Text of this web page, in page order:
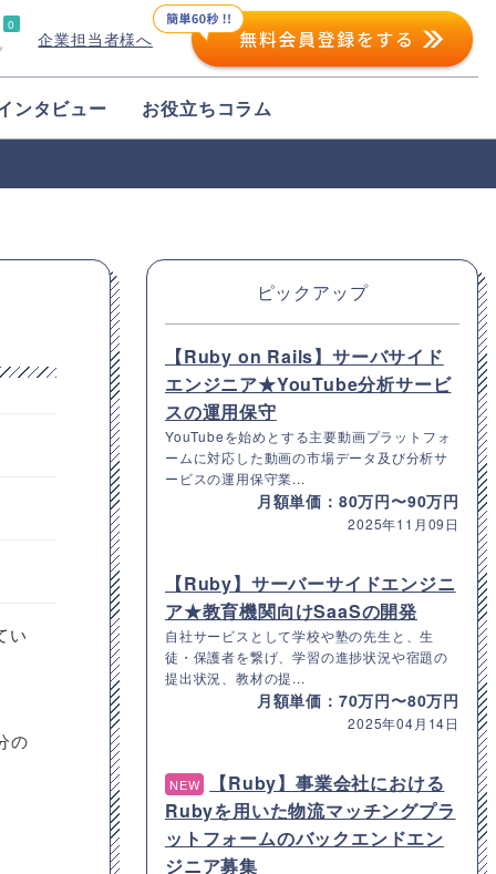
0
企業担当者様へ
ンタビュー お役立ちコラム
い
の
ピックアップ
【Ruby on Rails】サーバサイド
エンジニア★YouTube分析サービ
スの運用保守
YouTubeを始めとする主要動画プラットフォ
ームに対応した動画の市場データ及び分析サ
ービスの運用保守業...
月額単価：80万円〜90万円
2025年11月09日
【Ruby】サーバーサイドエンジニ
ア★教育機関向けSaaSの開発
自社サービスとして学校や塾の先生と、生
徒・保護者を繋げ、学習の進捗状況や宿題の
提出状況、教材の提...
月額単価：70万円〜80万円
2025年04月14日
NEW
【Ruby】事業会社における
Rubyを用いた物流マッチングプラ
ットフォームのバックエンドエン
ジニア募集